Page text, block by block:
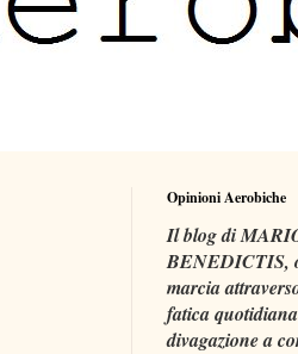
Opinioni Aerobiche
Il blog di
BENEDICTIS,
marcia
fatica
divagazione a